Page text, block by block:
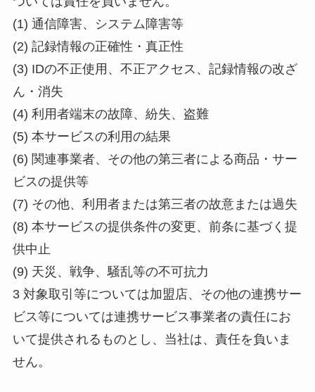
(1) 通信障害、システム障害等
(2) 記録情報の正確性・真正性
(3) IDの不正使用、不正アクセス、記録情報の改ざ
ん・消失
(4) 利用者端末の故障、紛失、盗難
(5) 本サービスの利用の結果
(6) 関連事業者、その他の第三者による商品・サー
ビスの提供等
(7) その他、利用者または第三者の故意または過失
(8) 本サービスの提供条件の変更、前条に基づく提
供中止
(9) 天災、戦争、騒乱等の不可抗力
3 対象取引等については加盟店、その他の連携サー
ビス等については連携サービス事業者の責任にお
いて提供されるものとし、当社は、責任を負いま
せん。